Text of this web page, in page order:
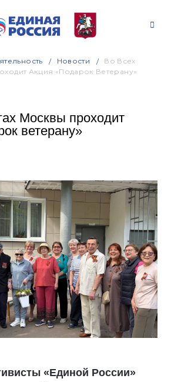
Новости
Во Всех
Акция «Подарок Ветерану»
Москвы проходит
ветерану»
«Единой России»